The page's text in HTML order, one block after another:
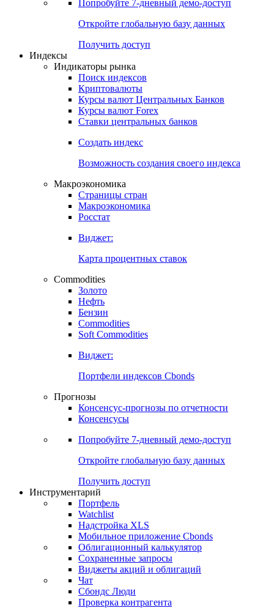
Попробуйте 7-дневный демо-доступ
Откройте глобальную базу данных
Получить доступ
Индексы
Индикаторы рынка
Поиск индексов
Криптовалюты
Курсы валют Центральных Банков
Курсы валют Forex
Ставки центральных банков
Создать индекс
Возможность создания своего индекса
Макроэкономика
Страницы стран
Макроэкономика
Росстат
Виджет:
Карта процентных ставок
Commodities
Золото
Нефть
Бензин
Commodities
Soft Commodities
Виджет:
Портфели индексов Cbonds
Прогнозы
Консенсус-прогнозы по отчетности
Консенсусы
Попробуйте 7-дневный демо-доступ
Откройте глобальную базу данных
Получить доступ
Инструментарий
Портфель
Watchlist
Надстройка XLS
Мобильное приложение Cbonds
Облигационный калькулятор
Сохраненные запросы
Виджеты акций и облигаций
Чат
Сбондс Люди
Проверка контрагента